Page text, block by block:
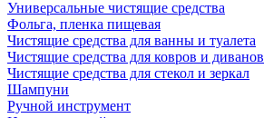
Универсальные чистящие средства
Фольга, пленка пищевая
Чистящие средства для ванны и туалета
Чистящие средства для ковров и диванов
Чистящие средства для стекол и зеркал
Шампуни
Ручной инструмент